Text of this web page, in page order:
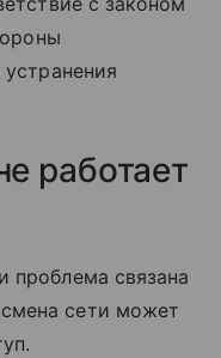
работает
проблема связана
сети может